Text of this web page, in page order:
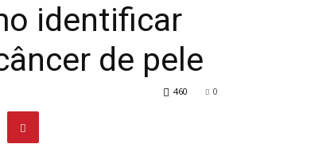
identificar
de pele
0
460